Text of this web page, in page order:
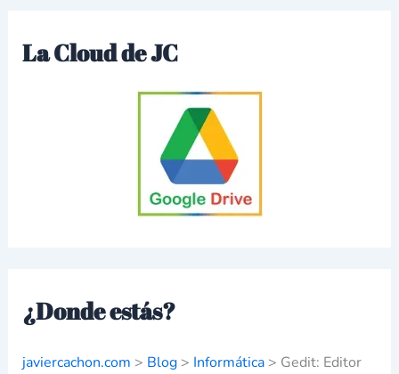
La Cloud de JC
¿Donde estás?
javiercachon.com > Blog> Informática> Gedit: Editor